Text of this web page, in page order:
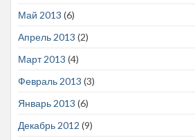
Май 2013 (6)
Апрель 2013 (2)
Март 2013 (4)
Февраль 2013 (3)
Январь 2013 (6)
Декабрь 2012 (9)